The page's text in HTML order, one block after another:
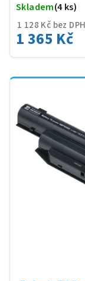
1 128 Kč bez DPH
1 365 Kč
Skladem(4 ks)